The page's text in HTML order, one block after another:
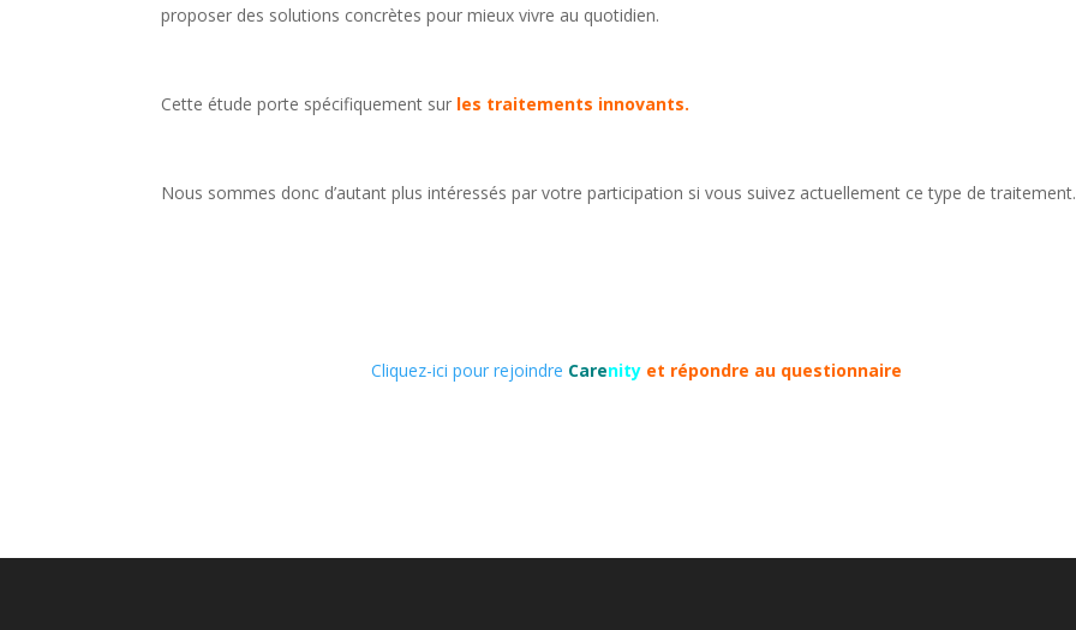
proposer des solutions concrètes pour mieux vivre au quotidien.
Cette étude porte spécifiquement sur les traitements innovants.
Nous sommes donc d’autant plus intéressés par votre participation si vous suivez actuellement ce type de traitement.
Cliquez-ici pour rejoindre Carenity et répondre au questionnaire